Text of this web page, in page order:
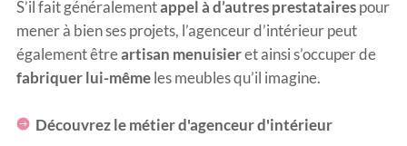
S’il fait généralementappel à d’autres prestatairespour
mener à bien ses projets, l’agenceur d’intérieur peut
également êtreartisan menuisieret ainsi s’occuper de
fabriquer lui-mêmeles meubles qu’il imagine.
Découvrez le métier d'agenceur d'intérieur